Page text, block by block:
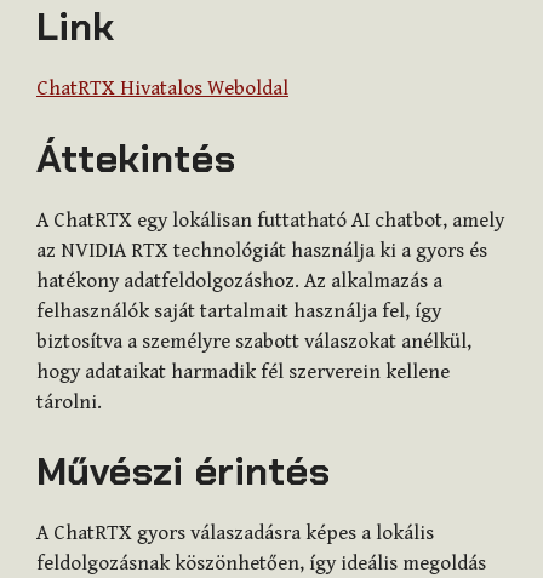
Link
ChatRTX Hivatalos Weboldal
Áttekintés
A ChatRTX egy lokálisan futtatható AI chatbot, amely
az NVIDIA RTX technológiát használja ki a gyors és
hatékony adatfeldolgozáshoz. Az alkalmazás a
felhasználók saját tartalmait használja fel, így
biztosítva a személyre szabott válaszokat anélkül,
hogy adataikat harmadik fél szerverein kellene
tárolni.
Művészi érintés
A ChatRTX gyors válaszadásra képes a lokális
feldolgozásnak köszönhetően, így ideális megoldás